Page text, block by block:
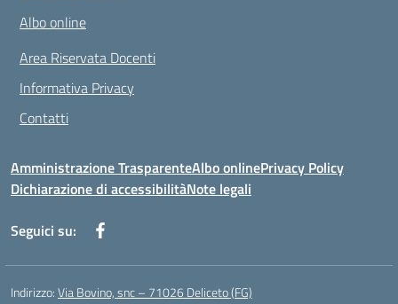
Albo online
Area Riservata Docenti
Informativa Privacy
Contatti
Amministrazione TrasparenteAlbo onlinePrivacy Policy
Dichiarazione di accessibilitàNote legali
Seguici su:
Indirizzo:Via Bovino, snc – 71026 Deliceto (FG)